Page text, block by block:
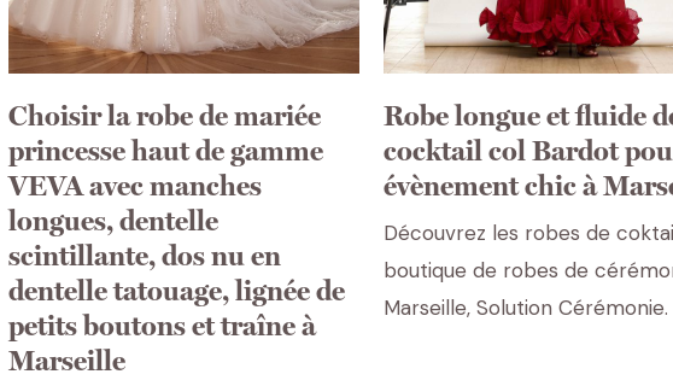
Rechercher
Choisir la robe de mariée
princesse haut de gamme
VEVA avec manches
longues, dentelle
scintillante, dos nu en
dentelle tatouage, lignée de
petits boutons et traîne à
Marseille
Robe longue et fluide
cocktail col Bardot
évènement chic à
Découvrez les robes de
boutique de robes de
Marseille, Solution Cérémonie.